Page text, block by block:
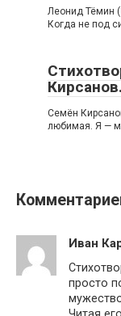
Леонид Тёмин
Когда не под
Семён
любимая. Я —
Иван
просто